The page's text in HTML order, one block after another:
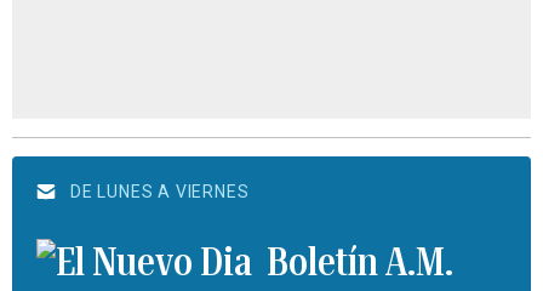
DE LUNES A VIERNES
Boletín A.M.